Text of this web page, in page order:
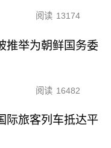
阅读 13174
推举为朝鲜国务委
阅读 16482
际旅客列车抵达平